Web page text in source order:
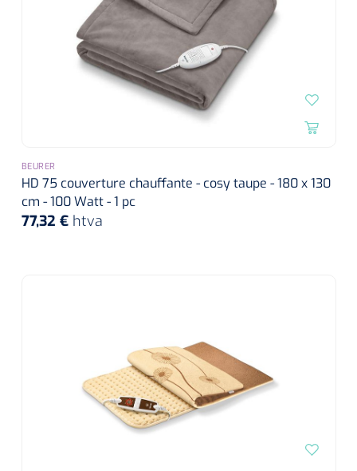
BEURER
HD 75 couverture chauffante - cosy taupe - 180 x 130
cm - 100 Watt - 1 pc
77,32 € htva